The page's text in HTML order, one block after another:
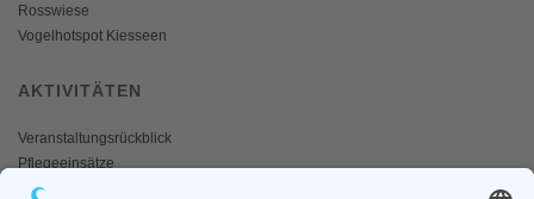
Rosswiese
Vogelhotspot Kiesseen
AKTIVITÄTEN
Veranstaltungsrückblick
Pflegeeinsätze